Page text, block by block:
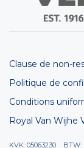
Clause de non-
Politique de
Conditions
Royal Van Wijhe
KVK: 05063230 BTW: